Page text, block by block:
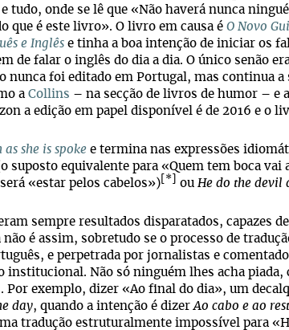
e tudo, onde se lê que «Não haverá nunca
que é este livro». O livro em causa é O Novo
e Inglês e tinha a boa intenção de iniciar os
de falar o inglês do dia a dia. O único senão
nunca foi editado em Portugal, mas continua a
a Collins – na secção de livros de humor – e
a edição em papel disponível é de 2016 e o
as she is spoke e termina nas expressões
suposto equivalente para «Quem tem boca vai
«estar pelos cabelos») [*] ou He do the devil
sempre resultados disparatados, capazes
é assim, sobretudo se o processo de
e perpetrada por jornalistas e
institucional. Não só ninguém lhes acha piada,
Por exemplo, dizer «Ao final do dia», um
day, quando a intenção é dizerAo cabo e ao
tradução estruturalmente impossível para